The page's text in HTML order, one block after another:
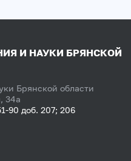
И НАУКИ БРЯНСКОЙ
Брянской области
34а
90 доб. 207; 206